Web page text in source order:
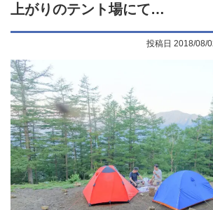
上がりのテント場にて…
2018/08/